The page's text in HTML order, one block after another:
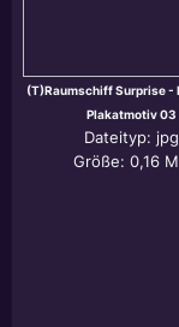
(T)Raumschiff Surprise -
Plakatmotiv 03
Dateityp: jpg
Größe: 0,16